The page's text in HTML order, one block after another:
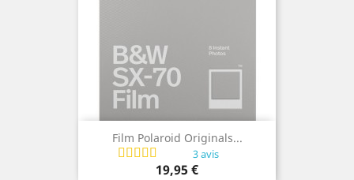
Film Polaroid Originals...
3 avis
Prix
19,95 €